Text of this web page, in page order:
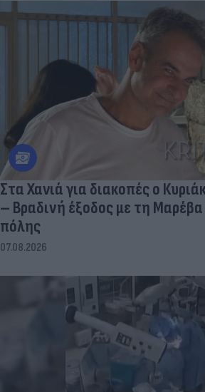
Στα Χανιά για διακοπές ο
– Βραδινή έξοδος με τη
πόλης
07.08.2026